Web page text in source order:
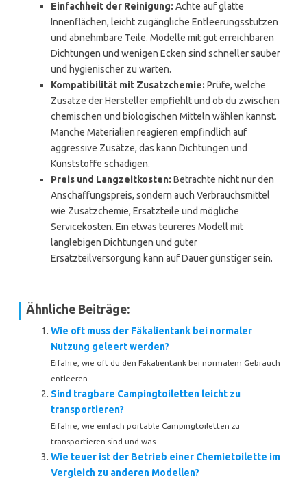
Einfachheit der Reinigung: Achte auf glatte
Innenflächen, leicht zugängliche Entleerungsstutzen
und abnehmbare Teile. Modelle mit gut erreichbaren
Dichtungen und wenigen Ecken sind schneller sauber
und hygienischer zu warten.
Kompatibilität mit Zusatzchemie: Prüfe, welche
Zusätze der Hersteller empfiehlt und ob du zwischen
chemischen und biologischen Mitteln wählen kannst.
Manche Materialien reagieren empfindlich auf
aggressive Zusätze, das kann Dichtungen und
Kunststoffe schädigen.
Preis und Langzeitkosten: Betrachte nicht nur den
Anschaffungspreis, sondern auch Verbrauchsmittel
wie Zusatzchemie, Ersatzteile und mögliche
Servicekosten. Ein etwas teureres Modell mit
langlebigen Dichtungen und guter
Ersatzteilversorgung kann auf Dauer günstiger sein.
Ähnliche Beiträge:
Wie oft muss der Fäkalientank bei normaler
Nutzung geleert werden?
Erfahre, wie oft du den Fäkalientank bei normalem Gebrauch
entleeren...
Sind tragbare Campingtoiletten leicht zu
transportieren?
Erfahre, wie einfach portable Campingtoiletten zu
transportieren sind und was...
Wie teuer ist der Betrieb einer Chemietoilette im
Vergleich zu anderen Modellen?